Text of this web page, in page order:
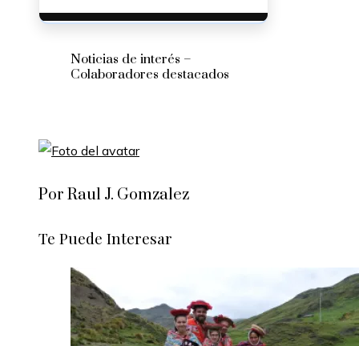
Noticias de interés –
Colaboradores destacados
Por Raul J. Gomzalez
Te Puede Interesar